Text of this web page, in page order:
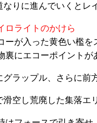
なりに進んでいくとレ
ロライトのかけら
ーが入った黄色い檻を
裏にエコーポイントが
グラップル、さらに前
空し荒廃した集落エ